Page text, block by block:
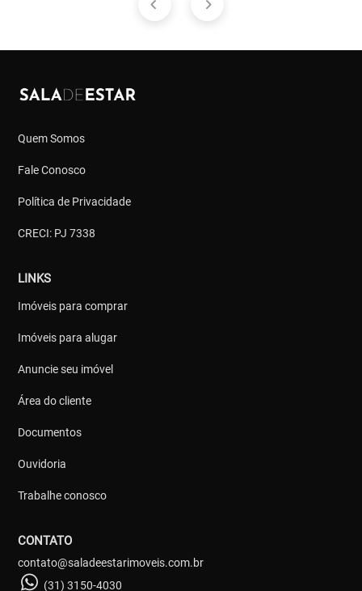
Quem Somos
Fale Conosco
Política de Privacidade
CRECI: PJ 7338
LINKS
Imóveis para comprar
Imóveis para alugar
Anuncie seu imóvel
Área do cliente
Documentos
Ouvidoria
Trabalhe conosco
CONTATO
contato@saladeestarimoveis.com.br
(31) 3150-4030